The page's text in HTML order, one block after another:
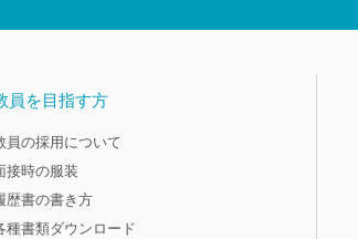
員を目指す方
員の採用について
接時の服装
歴書の書き方
種書類ダウンロード